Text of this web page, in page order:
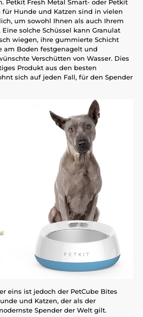
Petkit Fresh Metal Smart- oder Petkit
für Hunde und Katzen sind in vielen
um sowohl Ihnen als auch Ihrem
solche Schüssel kann Granulat
wiegen, ihre gummierte Schicht
am Boden festgenagelt und
Verschütten von Wasser. Dies
Produkt aus den besten
sich auf jeden Fall, für den Spender
eins ist jedoch der PetCube Bites
und Katzen, der als der
Spender der Welt gilt.